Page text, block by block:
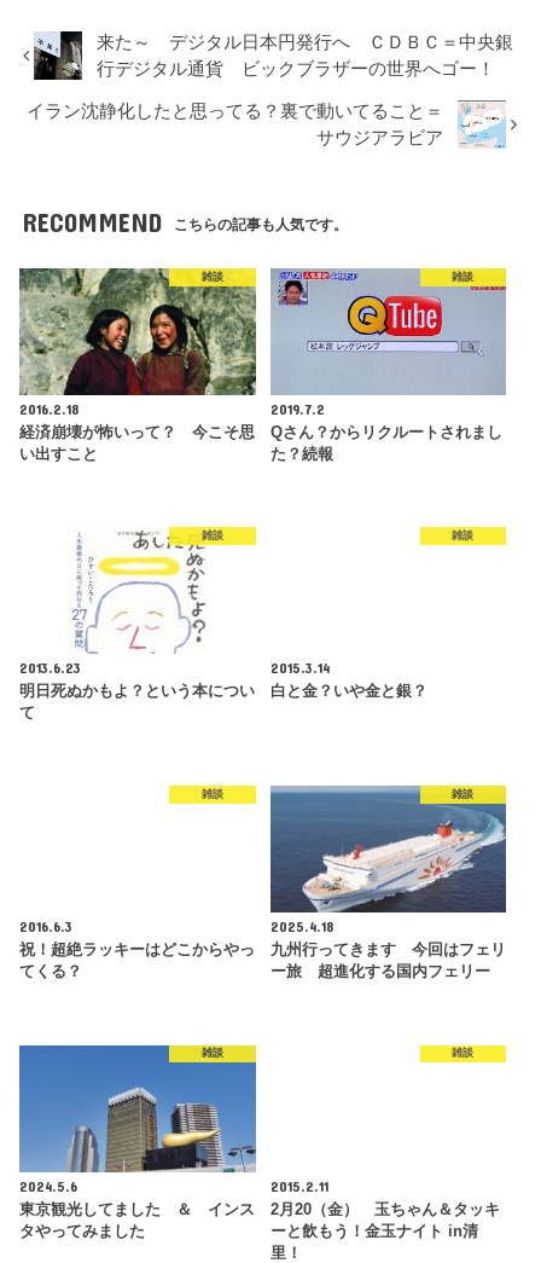
来た～ デジタル日本円発行へ ＣＤＢＣ＝中央銀
行デジタル通貨 ビックブラザーの世界へゴー！
イラン沈静化したと思ってる？裏で動いてること＝
サウジアラビア
RECOMMEND こちらの記事も人気です。
雑談
2016.2.18
経済崩壊が怖いって？ 今こそ思
い出すこと
雑談
2019.7.2
Qさん？からリクルートされまし
た？続報
雑談
2013.6.23
明日死ぬかもよ？という本につい
て
雑談
2015.3.14
白と金？いや金と銀？
雑談
2016.6.3
祝！超絶ラッキーはどこからやっ
てくる？
雑談
2025.4.18
九州行ってきます 今回はフェリ
ー旅 超進化する国内フェリー
雑談
2024.5.6
東京観光してました ＆ インス
タやってみました
雑談
2015.2.11
2月20（金） 玉ちゃん＆タッキ
ーと飲もう！金玉ナイト in清
里！